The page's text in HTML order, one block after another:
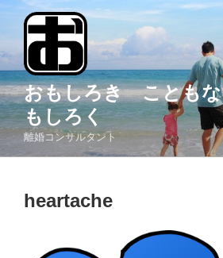
ン
ツ
へ
ス
キ
ッ
おもしろき ことも
もしろく
離婚コンサルタント
heartache